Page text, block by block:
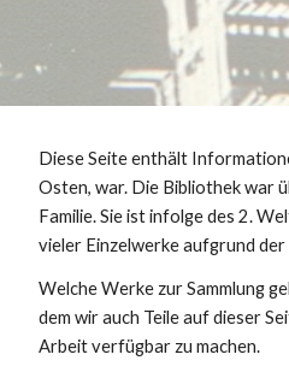
Diese Seite enthält
Osten, war. Die Bibliothek war
Familie. Sie ist infolge des 2.
vieler Einzelwerke aufgrund
Welche Werke zur Sammlung
dem wir auch Teile auf dieser
Arbeit verfügbar zu machen.